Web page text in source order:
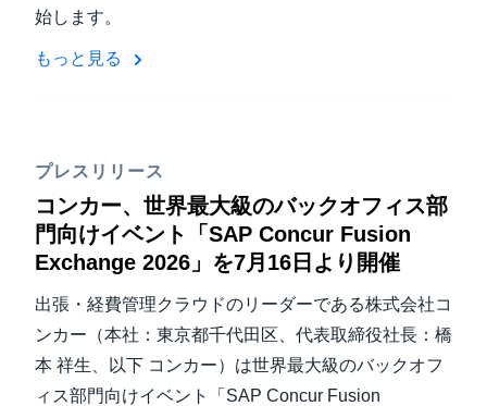
始します。
もっと見る
プレスリリース
コンカー、世界最大級のバックオフィス部
門向けイベント「SAP Concur Fusion
Exchange 2026」を7月16日より開催
出張・経費管理クラウドのリーダーである株式会社コ
ンカー（本社：東京都千代田区、代表取締役社長：橋
本 祥生、以下 コンカー）は世界最大級のバックオフ
ィス部門向けイベント「SAP Concur Fusion